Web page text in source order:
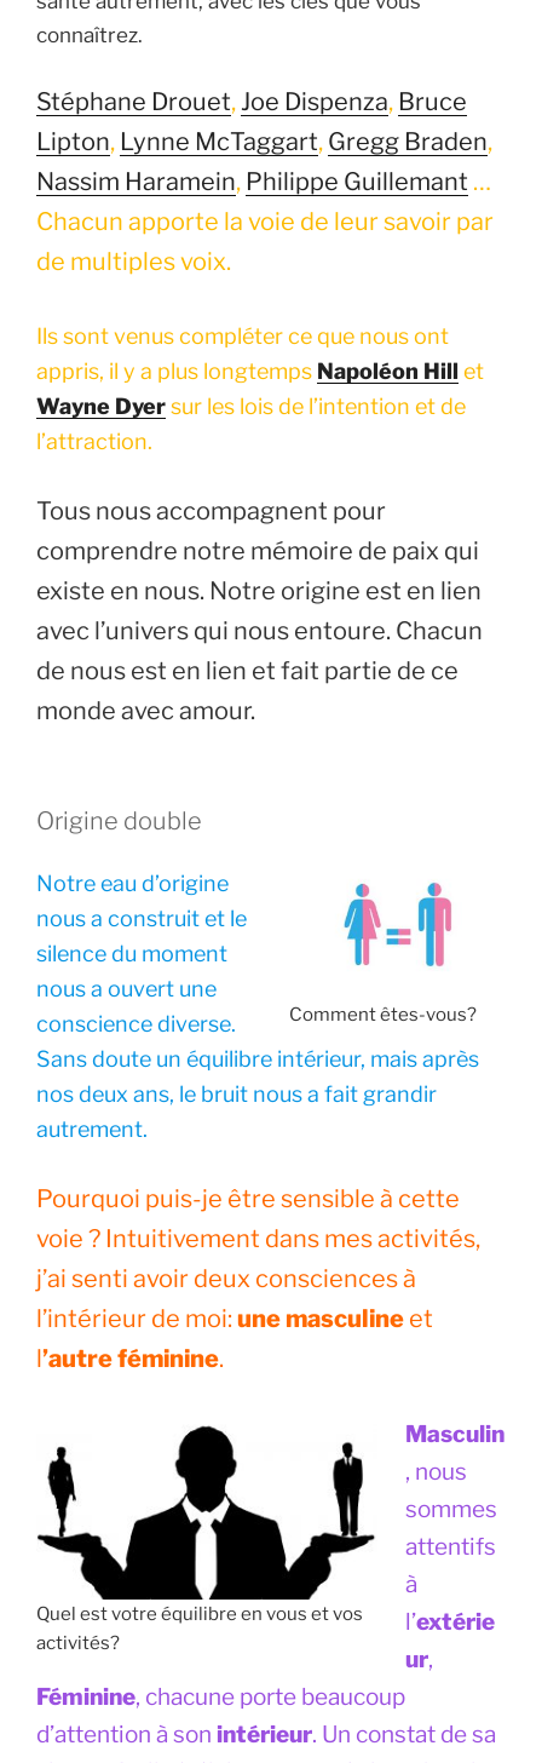
connaîtrez.
Stéphane Drouet,Joe Dispenza, Bruce
Lipton, Lynne McTaggart, Gregg Braden,
Nassim Haramein, Philippe Guillemant …
Chacun apporte la voie de leur savoir par
de multiples voix.
Ils sont venus compléter ce que nous ont
appris, il y a plus longtemps Napoléon Hill et
Wayne Dyersur les lois de l’intention et de
l’attraction.
Tous nous accompagnent pour
comprendre notre mémoire de paix qui
existe en nous. Notre origine est en lien
avec l’univers qui nous entoure. Chacun
de nous est en lien et fait partie de ce
monde avec amour.
Origine double
Comment êtes-vous?
Notre eau d’origine
nous a construit et le
silence du moment
nous a ouvert une
conscience diverse.
Sans doute un équilibre intérieur, mais après
nos deux ans, le bruit nous a fait grandir
autrement.
Pourquoi puis-je être sensible à cette
voie ? Intuitivement dans mes activités,
j’ai senti avoir deux consciences à
l’intérieur de moi:une masculine et
l’autre féminine.
Quel est votre équilibre en vous et vos
activités?
Masculin
, nous
sommes
attentifs
à
l’extérie
ur,
Féminine, chacune porte beaucoup
d’attention à son intérieur. Un constat de sa